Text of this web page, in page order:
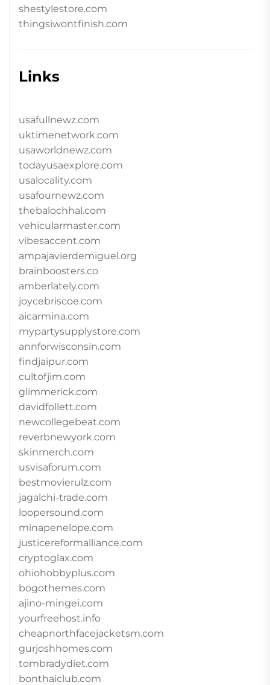
shestylestore.com
thingsiwontfinish.com
Links
usafullnewz.com
uktimenetwork.com
usaworldnewz.com
todayusaexplore.com
usalocality.com
usafournewz.com
thebalochhal.com
vehicularmaster.com
vibesaccent.com
ampajavierdemiguel.org
brainboosters.co
amberlately.com
joycebriscoe.com
aicarmina.com
mypartysupplystore.com
annforwisconsin.com
findjaipur.com
cultofjim.com
glimmerick.com
davidfollett.com
newcollegebeat.com
reverbnewyork.com
skinmerch.com
usvisaforum.com
bestmovierulz.com
jagalchi-trade.com
loopersound.com
minapenelope.com
justicereformalliance.com
cryptoglax.com
ohiohobbyplus.com
bogothemes.com
ajino-mingei.com
yourfreehost.info
cheapnorthfacejacketsm.com
gurjoshhomes.com
tombradydiet.com
bonthaiclub.com